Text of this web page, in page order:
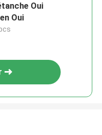
Oui
Oui